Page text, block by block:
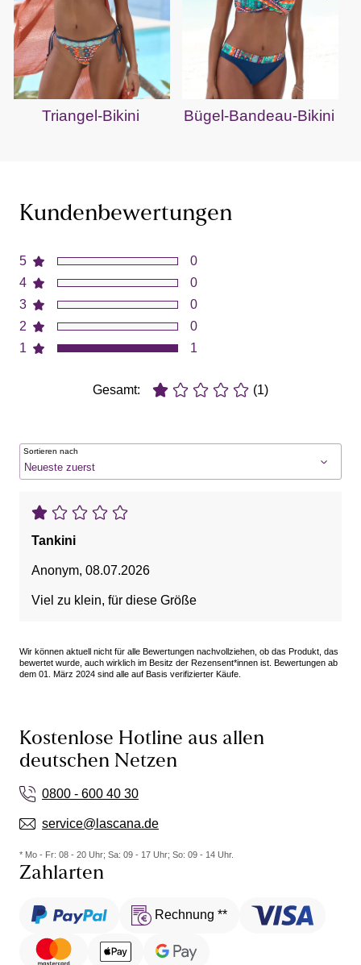
Triangel-Bikini Bügel-Bandeau-Bikini
Kundenbewertungen
5
4
3
2
1
0
0
0
0
1
Gesamt: (1)
Sortieren nach
Tankini
Anonym, 08.07.2026
Viel zu klein, für diese Größe
Wir können aktuell nicht für alle Bewertungen nachvollziehen, ob das Produkt, das
bewertet wurde, auch wirklich im Besitz der Rezensent*innen ist. Bewertungen ab
dem 01. März 2024 sind alle auf Basis verifizierter Käufe.
Kostenlose Hotline aus allen
deutschen Netzen
0800 - 600 40 30
service@lascana.de
* Mo - Fr: 08 - 20 Uhr; Sa: 09 - 17 Uhr; So: 09 - 14 Uhr.
Zahlarten
Rechnung **